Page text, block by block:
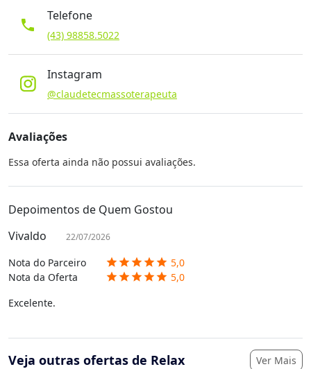
phone
Telefone
(43) 98858.5022
Instagram
@claudetecmassoterapeuta
Avaliações
Essa oferta ainda não possui avaliações.
Depoimentos de Quem Gostou
Vivaldo
22/07/2026
Nota do Parceiro star star star star star 5,0
Nota da Oferta
star star star star star 5,0
Excelente.
Veja outras ofertas de Relax Ver Mais